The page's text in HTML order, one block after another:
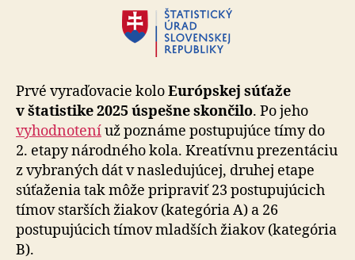
Prvé vyraďovacie koloEurópskej súťaže
v štatistike 2025 úspešne skončilo. Po jeho
vyhodnoteníuž poznáme postupujúce tímy do
2. etapy národného kola. Kreatívnu prezentáciu
z vybraných dát v nasledujúcej, druhej etape
súťaženia tak môže pripraviť 23 postupujúcich
tímov starších žiakov (kategória A) a 26
postupujúcich tímov mladších žiakov (kategória
B).